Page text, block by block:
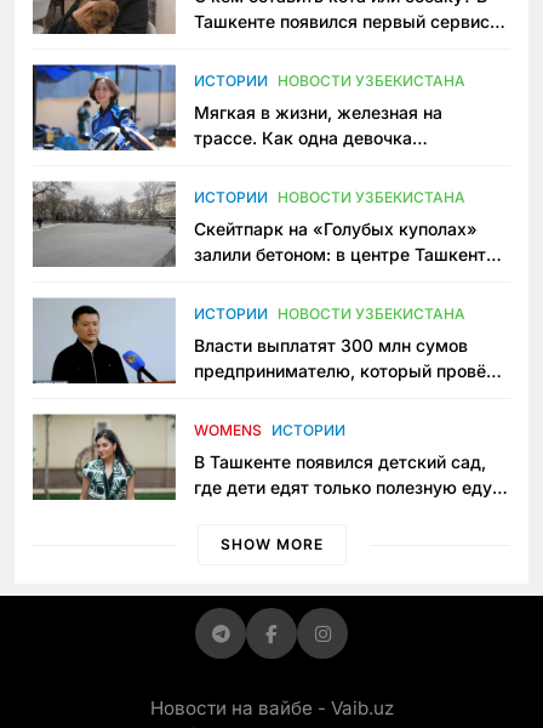
Ташкенте появился первый сервис
ИСТОРИИ НОВОСТИ УЗБЕКИСТАНА
Мягкая в жизни, железная на
трассе. Как одна девочка
Узбекистане
ИСТОРИИ НОВОСТИ УЗБЕКИСТАНА
Скейтпарк на «Голубых куполах»
залили бетоном: в центре Ташкента
пространство
ИСТОРИИ НОВОСТИ УЗБЕКИСТАНА
Власти выплатят 300 млн сумов
предпринимателю, который провёл
приговору
WOMENS ИСТОРИИ
В Ташкенте появился детский сад,
где дети едят только полезную еду.
просить «кашу без сахара»
SHOW MORE
Новости на вайбе - Vaib.uz